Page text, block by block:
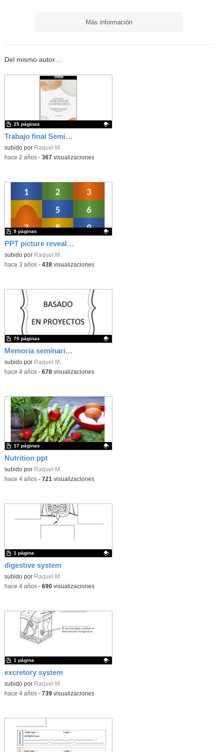
Más información
Del mismo autor…
Trabajo final Seminario Aprendizaje Cooperativo
Contenido educativo.
subido por Raquel M.
25 páginas
-hace 2 años- 367visualizaciones
PPT picture reveal food
Contenido educativo.
subido por Raquel M.
9 páginas
-hace 3 años- 438visualizaciones
Memoria seminario ABP 21-22 Virgen de los Remedios
Contenido educativo.
subido por Raquel M.
70 páginas
-hace 4 años- 678visualizaciones
Nutrition ppt
Contenido educativo.
subido por Raquel M.
17 páginas
-hace 4 años- 721 visualizaciones
digestive system
Contenido educativo.
subido por Raquel M.
1 página
-hace 4 años- 690visualizaciones
excretory system
Contenido educativo.
subido por Raquel M.
1 página
-hace 4 años- 739visualizaciones